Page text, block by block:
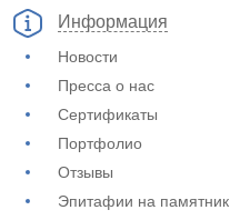
Информация
Новости
Пресса о нас
Сертификаты
Портфолио
Отзывы
Эпитафии на памятник